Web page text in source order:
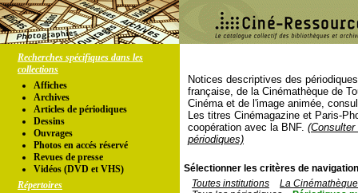
Recherches spécifiques dans les
collections
Affiches
Archives
Articles de périodiques
Dessins
Ouvrages
Photos en accés réservé
Revues de presse
Vidéos (DVD et VHS)
Répertoires
Notices descriptives des
française, de la Cinémathèque de
Cinéma et de l'image animée,
Les titres Cinémagazine et Paris-
coopération avec la BNF.
périodiques)
Sélectionner les critères de
Toutes institutions
La